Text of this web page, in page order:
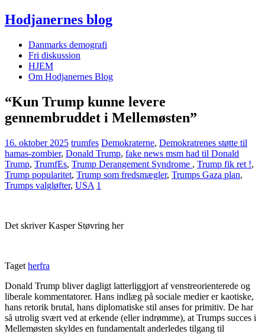
Hodjanernes blog
Danmarks demografi
Fri diskussion
HJEM
Om Hodjanernes Blog
“Kun Trump kunne levere
gennembruddet i Mellemøsten”
16. oktober 2025 trumfes Demokraterne, Demokratrenes støtte til
hamas-zombier, Donald Trump, fake news msm had til Donald
Trump, TrumfEs, Trump Derangement Syndrome , Trump fik ret !,
Trump popularitet, Trump som fredsmægler, Trumps Gaza plan,
Trumps valgløfter, USA 1
Det skriver Kasper Støvring her
Taget herfra
Donald Trump bliver dagligt latterliggjort af venstreorienterede og
liberale kommentatorer. Hans indlæg på sociale medier er kaotiske,
hans retorik brutal, hans diplomatiske stil anses for primitiv. De har
så utrolig svært ved at erkende (eller indrømme), at Trumps succes i
Mellemøsten skyldes en fundamentalt anderledes tilgang til